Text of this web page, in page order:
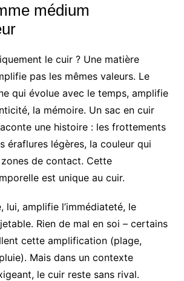
médium
le cuir ? Une matière
pas les mêmes valeurs. Le
qui évolue avec le temps, amplifie
la mémoire. Un sac en cuir
une histoire : les frottements
éraflures légères, la couleur qui
zones de contact. Cette
est unique au cuir.
lui, amplifie l’immédiateté, le
Rien de mal en soi – certains
cette amplification (plage,
Mais dans un contexte
le cuir reste sans rival.